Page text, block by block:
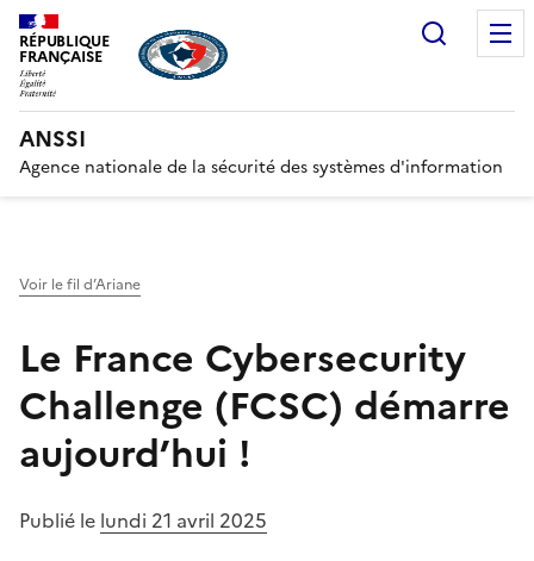
RÉPUBLIQUE
FRANÇAISE
ANSSI
Agence nationale de la sécurité des systèmes d'information
Voir le fil d’Ariane
Le France Cybersecurity
Challenge (FCSC) démarre
aujourd’hui !
Publié le lundi 21 avril 2025